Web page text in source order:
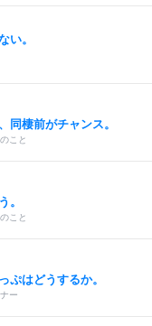
い。
同棲前がチャンス。
こと
。
こと
ぷはどうするか。
ー